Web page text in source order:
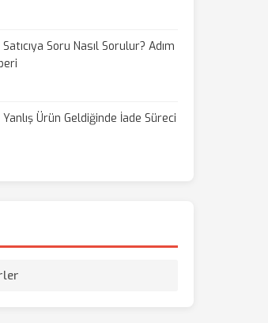
Soru Nasıl Sorulur? Adım
Ürün Geldiğinde İade Süreci